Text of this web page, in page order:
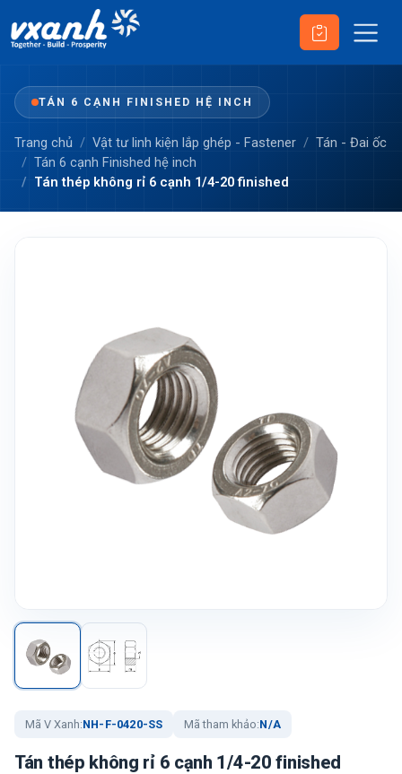
TÁN 6 CẠNH FINISHED HỆ INCH
Trang chủ Vật tư linh kiện lắp ghép - Fastener
Tán - Đai ốc
Tán 6 cạnh Finished hệ inch
Tán thép không rỉ 6 cạnh 1/4-20 finished
Mã V Xanh:NH-F-0420-SS Mã tham khảo:N/A
Tán thép không rỉ 6 cạnh 1/4-20 finished